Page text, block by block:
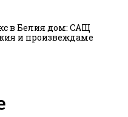
в Белия дом: САЩ
и произвеждаме